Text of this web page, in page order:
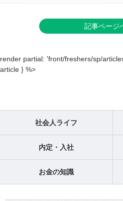
記事ページ
render partial: 'front/freshers/sp/
article } %>
社会人ライフ
内定・入社
お金の知識